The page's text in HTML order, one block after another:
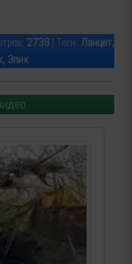
2739| Теги: Ланцет,
Эпик